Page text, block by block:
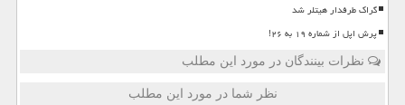
گراک طرفدار هیتلر شد
پرش اپل از شماره ۱۹ به ۲۶!
نظرات بینندگان در مورد این مطلب
نظر شما در مورد این مطلب